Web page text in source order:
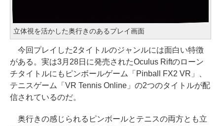
立体視を活かした奥行きのあるプレイ画面
今回プレイした2タイトルのジャンルには面白い特徴
がある。実は3月28日に発売されたOculus Riftのローン
チタイトルにもピンボールゲーム「Pinball FX2 VR」、
テニスゲーム「VR Tennis Online」の2つのタイトルが配
信されているのだ。
奥行きの感じられるピンボールとテニスの両方とも立